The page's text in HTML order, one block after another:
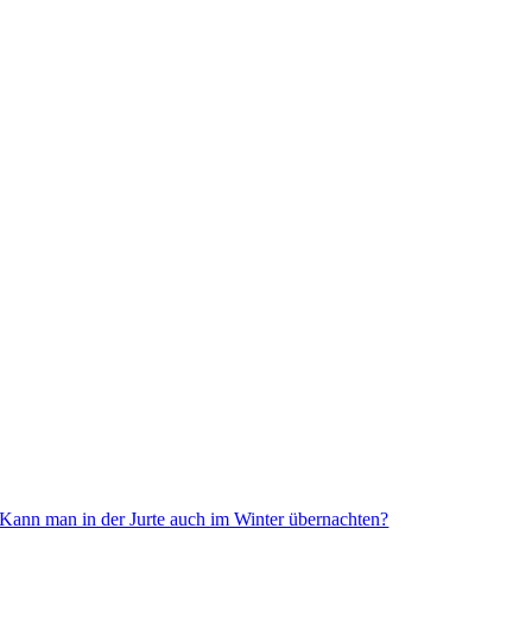
Kann man in der Jurte auch im Winter übernachten?